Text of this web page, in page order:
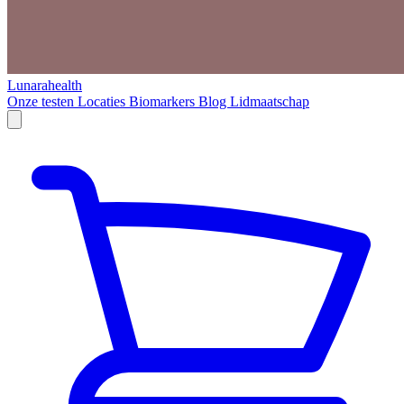
Lunarahealth
Onze testen Locaties Biomarkers Blog Lidmaatschap